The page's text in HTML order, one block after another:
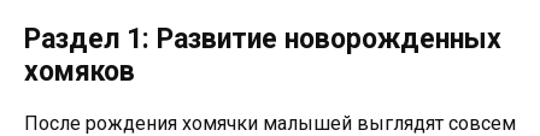
Раздел 1: Развитие новорожденных
хомяков
После рождения хомячки малышей выглядят совсем